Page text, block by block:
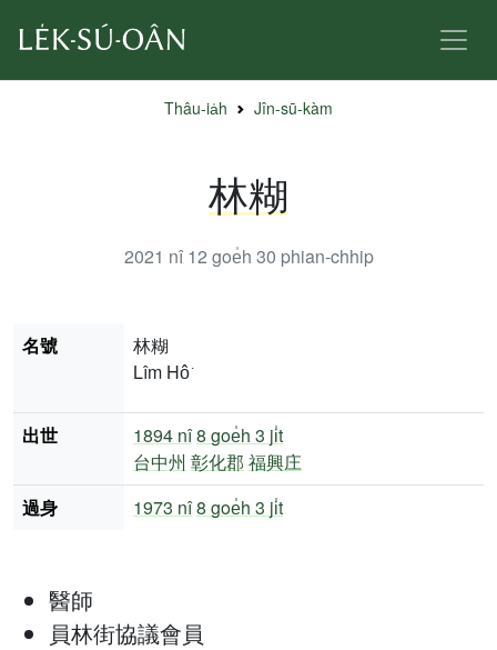
Thâu-ia̍h Jîn-sū-kàm
林糊
2021 nî 12 goe̍h 30 phian-chhip
醫師
員林街協議會員
名號
林糊
Lîm Hô͘
出世 1894 nî8 goe̍h 3 ji̍t
台中州 彰化郡 福興庄
過身
1973 nî8 goe̍h 3 ji̍t